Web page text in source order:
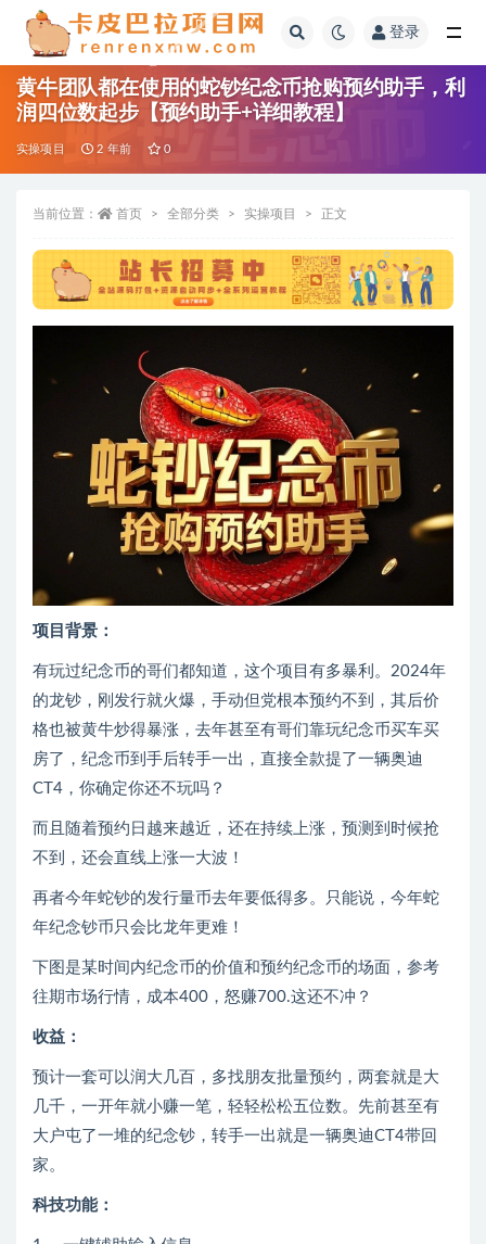
登录
黄牛团队都在使用的蛇钞纪念币抢购预约助手，利
润四位数起步【预约助手+详细教程】
实操项目 2 年前 0
当前位置： 首页 全部分类 实操项目 正文
项目背景：
有玩过纪念币的哥们都知道，这个项目有多暴利。2024年
的龙钞，刚发行就火爆，手动但党根本预约不到，其后价
格也被黄牛炒得暴涨，去年甚至有哥们靠玩纪念币买车买
房了，纪念币到手后转手一出，直接全款提了一辆奥迪
CT4，你确定你还不玩吗？
而且随着预约日越来越近，还在持续上涨，预测到时候抢
不到，还会直线上涨一大波！
再者今年蛇钞的发行量币去年要低得多。只能说，今年蛇
年纪念钞币只会比龙年更难！
下图是某时间内纪念币的价值和预约纪念币的场面，参考
往期市场行情，成本400，怒赚700.这还不冲？
收益：
预计一套可以润大几百，多找朋友批量预约，两套就是大
几千，一开年就小赚一笔，轻轻松松五位数。先前甚至有
大户屯了一堆的纪念钞，转手一出就是一辆奥迪CT4带回
家。
科技功能：
全部